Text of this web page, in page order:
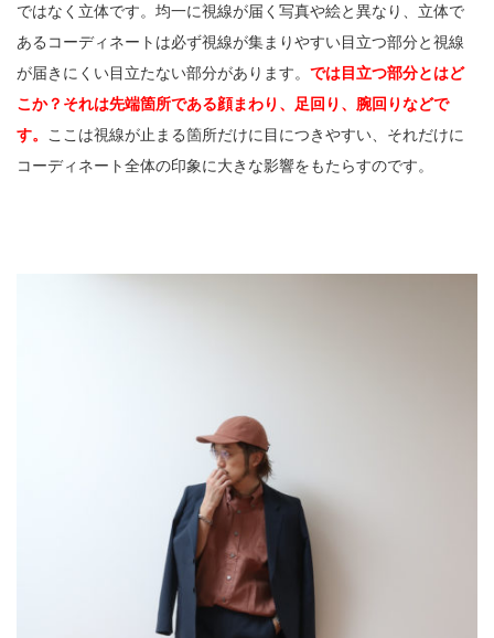
ではなく立体です。均一に視線が届く写真や絵と異なり、立体で
あるコーディネートは必ず視線が集まりやすい目立つ部分と視線
が届きにくい目立たない部分があります。 では目立つ部分とはど
こか？それは先端箇所である顔まわり、足回り、腕回りなどで
す。 ここは視線が止まる箇所だけに目につきやすい、それだけに
コーディネート全体の印象に大きな影響をもたらすのです。